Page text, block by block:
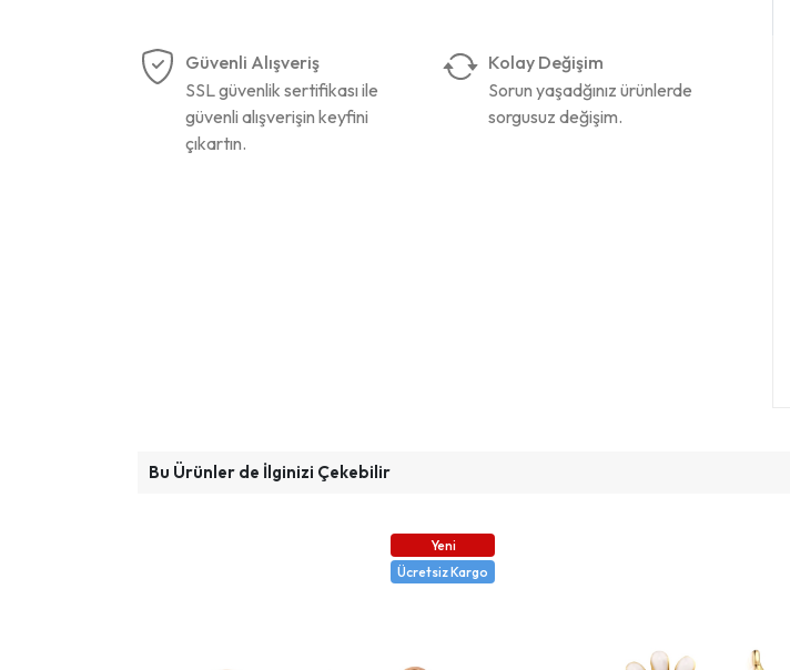
Güvenli Alışveriş
SSL güvenlik sertifikası ile
güvenli alışverişin keyfini
çıkartın.
Kolay Değişim
Sorun yaşadğınız ürünlerde
sorgusuz değişim.
Bu Ürünler de İlginizi Çekebilir
Yeni
Ücretsiz Kargo